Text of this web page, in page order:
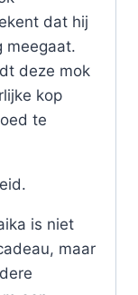
dat hij
meegaat.
deze mok
kop
te
is niet
maar